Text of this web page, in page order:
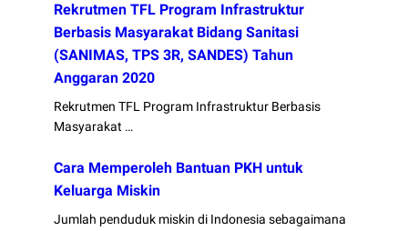
Rekrutmen TFL Program Infrastruktur
Berbasis Masyarakat Bidang Sanitasi
(SANIMAS, TPS 3R, SANDES) Tahun
Anggaran 2020
Rekrutmen TFL Program Infrastruktur Berbasis
Masyarakat …
Cara Memperoleh Bantuan PKH untuk
Keluarga Miskin
Jumlah penduduk miskin di Indonesia sebagaimana